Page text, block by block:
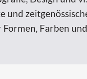
Farben